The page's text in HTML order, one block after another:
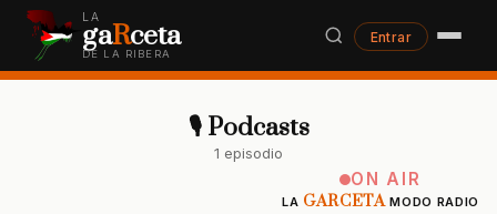
LA
gaRceta
DE LA RIBERA
Entrar
🎙 Podcasts
1 episodio
ON AIR
LA GARCETAMODO RADIO